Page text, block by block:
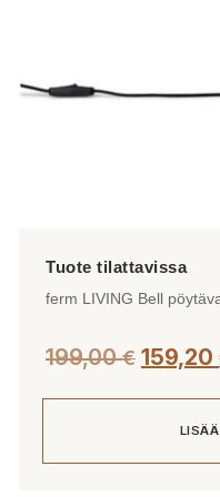
ferm LIVING Bell
199,00€ 159,20